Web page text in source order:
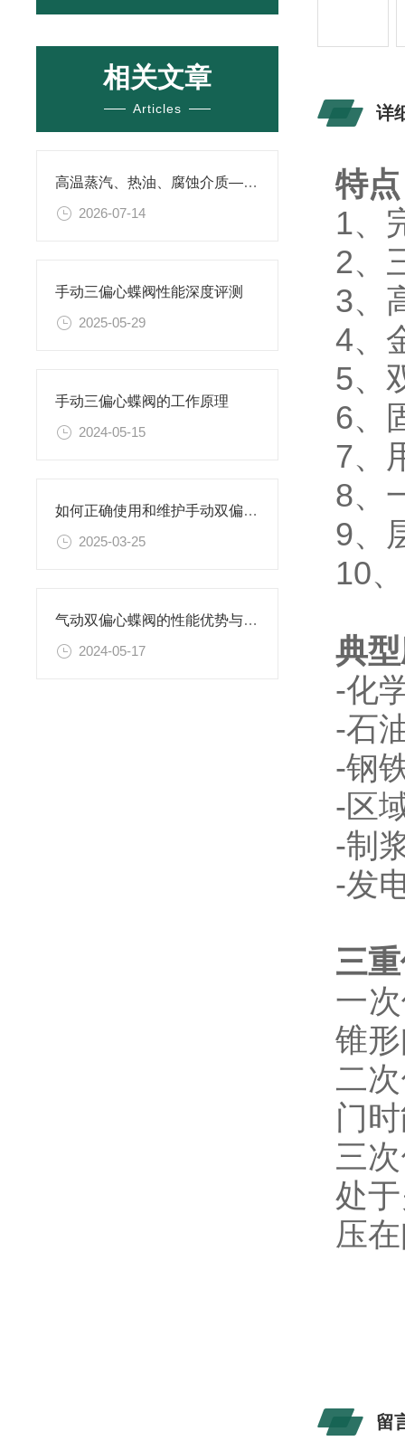
相关文章
Articles
高温蒸汽、热油、腐蚀介质——福洛施手动三偏心蝶阀的适用边界与选型要点
2026-07-14
手动三偏心蝶阀性能深度评测
2025-05-29
手动三偏心蝶阀的工作原理
2024-05-15
如何正确使用和维护手动双偏心蝶阀？
2025-03-25
气动双偏心蝶阀的性能优势与应用
2024-05-17
详
特点
1、
2、
3、
4、
5、
6、
7、
8、
9、
10
典
-化
-石
-钢
-区
-制
-发
三
一
锥
二次
门
三次
处
压
留